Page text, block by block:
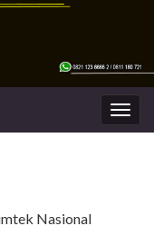
Nasional